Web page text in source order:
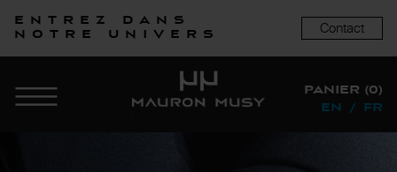
Entrez dans
notre univers
Contact
PANIER (0)
EN
/ FR